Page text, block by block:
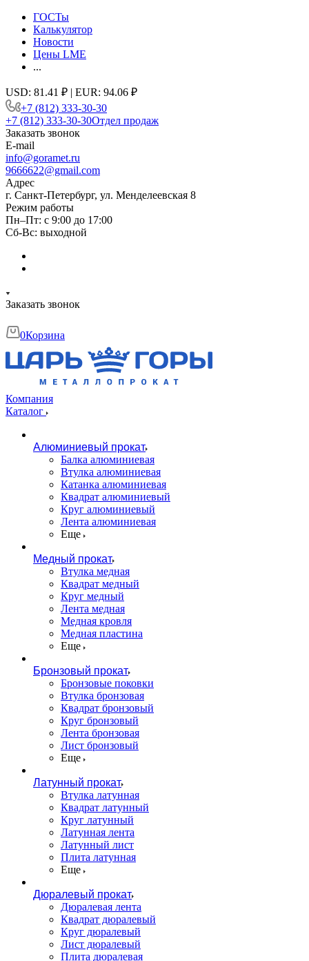
ГОСТы
Калькулятор
Новости
Цены LME
...
USD: 81.41 ₽ | EUR: 94.06 ₽
+7 (812) 333-30-30
+7 (812) 333-30-30Отдел продаж
Заказать звонок
E-mail
info@goramet.ru
9666622@gmail.com
Адрес
г. Санкт-Петербург, ул. Менделеевская 8
Режим работы
Пн–Пт: с 9:00 до 17:00
Сб-Вс: выходной
Заказать звонок
0Корзина
Компания
Каталог
Алюминиевый прокат
Балка алюминиевая
Втулка алюминиевая
Катанка алюминиевая
Квадрат алюминиевый
Круг алюминиевый
Лента алюминиевая
Еще
Медный прокат
Втулка медная
Квадрат медный
Круг медный
Лента медная
Медная кровля
Медная пластина
Еще
Бронзовый прокат
Бронзовые поковки
Втулка бронзовая
Квадрат бронзовый
Круг бронзовый
Лента бронзовая
Лист бронзовый
Еще
Латунный прокат
Втулка латунная
Квадрат латунный
Круг латунный
Латунная лента
Латунный лист
Плита латунная
Еще
Дюралевый прокат
Дюралевая лента
Квадрат дюралевый
Круг дюралевый
Лист дюралевый
Плита дюралевая